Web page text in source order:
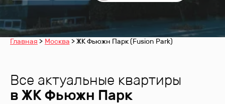
Главная Москва ЖК Фьюжн Парк (Fusion Park)
Все актуальные квартиры
в ЖК Фьюжн Парк